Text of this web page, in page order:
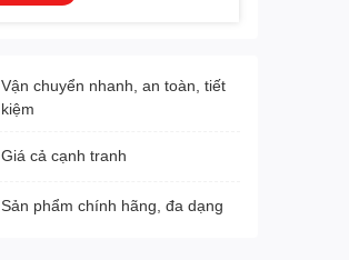
Vận chuyển nhanh, an toàn, tiết
kiệm
Giá cả cạnh tranh
Sản phẩm chính hãng, đa dạng